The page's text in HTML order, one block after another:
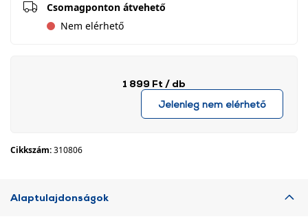
Csomagponton átvehető
Nem elérhető
1 899 Ft / db
Jelenleg nem elérhető
Cikkszám:310806
Alaptulajdonságok